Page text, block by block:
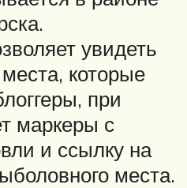
увидеть
которые
при
маркеры с
и ссылку на
места.